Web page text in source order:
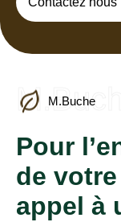
M.Buche
Pour
de
appel à